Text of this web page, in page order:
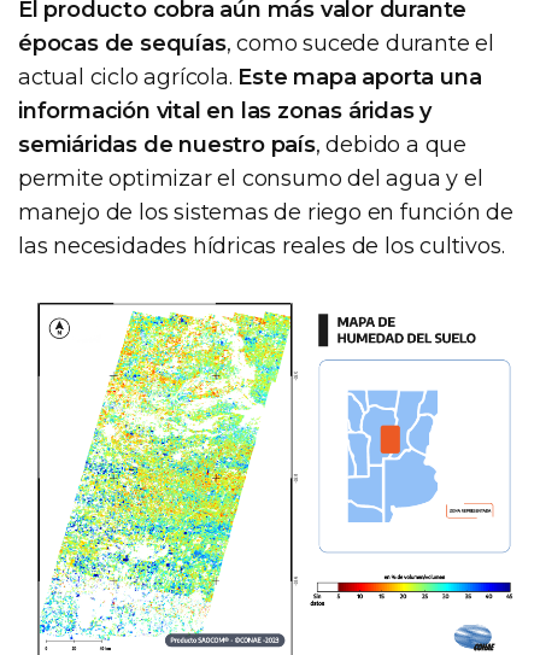
El producto cobra aún más valor durante
épocas de sequías, como sucede durante el
actual ciclo agrícola. Este mapa aporta una
información vital en las zonas áridas y
semiáridas de nuestro país, debido a que
permite optimizar el consumo del agua y el
manejo de los sistemas de riego en función de
las necesidades hídricas reales de los cultivos.